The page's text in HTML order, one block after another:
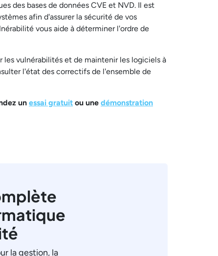
des bases de données CVE et NVD. Il est
afin d'assurer la sécurité de vos
vous aide à déterminer l'ordre de
vulnérabilités et de maintenir les logiciels à
l'état des correctifs de l'ensemble de
un essai gratuit ou une démonstration
la gestion, la